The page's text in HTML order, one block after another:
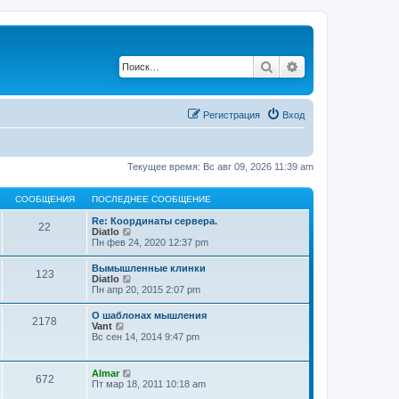
Поиск
Вход
Регистрация
Текущее время: Вс авг 09, 2026 11:39 am
СООБЩЕНИЯ ПОСЛЕДНЕЕ СООБЩЕНИЕ
22
Re: Координаты сервера.
Diatlo
е
й
т
и
к
п
с
е
н
е
Пн фев 24, 2020 12:37 pm
123
Вымышленные клинки
Diatlo
е
й
т
и
п
с
Пн апр 20, 2015 2:07 pm
2178
О шаблонах мышления
Vant
е
й
т
и
Вс сен 14, 2014 9:47 pm
672 Almar
е
Пт мар 18, 2011 10:18 am